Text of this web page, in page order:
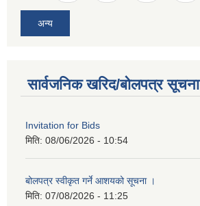
अन्य
सार्वजनिक खरिद/बोलपत्र सूचना
Invitation for Bids
मिति: 08/06/2026 - 10:54
बोलपत्र स्वीकृत गर्ने आशयको सूचना ।
मिति: 07/08/2026 - 11:25